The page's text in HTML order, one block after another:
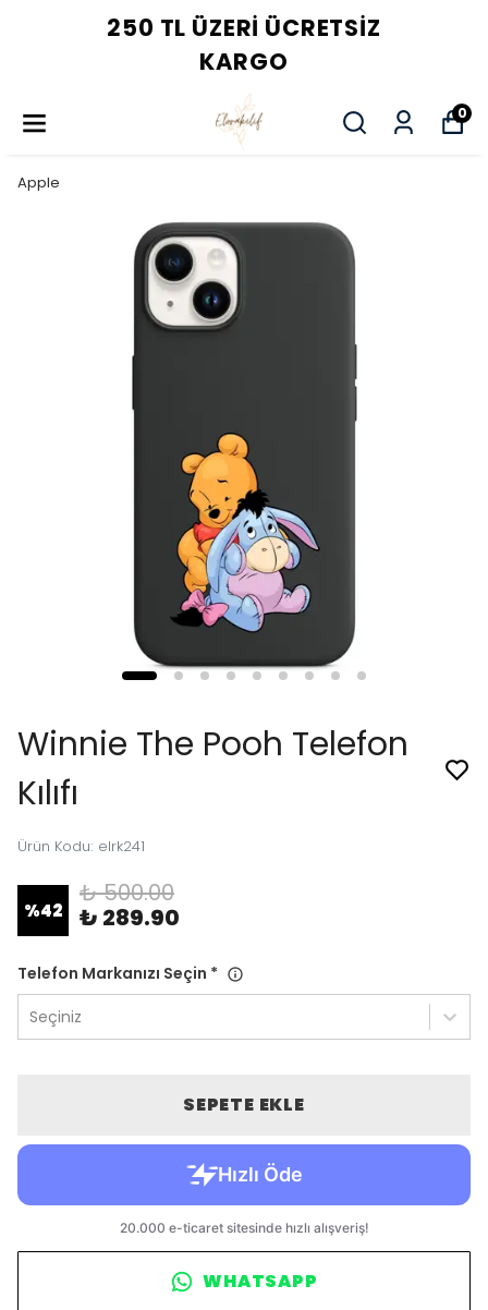
250 TL ÜZERI ÜCRETSIZ
KARGO
0
Apple
Winnie The Pooh Telefon
Kılıfı
Ürün Kodu: elrk241
%42
₺ 500.00
₺ 289.90
Telefon Markanızı Seçin *
Seçiniz
SEPETE EKLE
WHATSAPP